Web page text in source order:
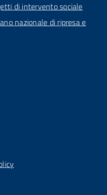
di intervento sociale
nazionale di ripresa e